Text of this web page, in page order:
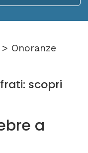
> Onoranze
scopri
a